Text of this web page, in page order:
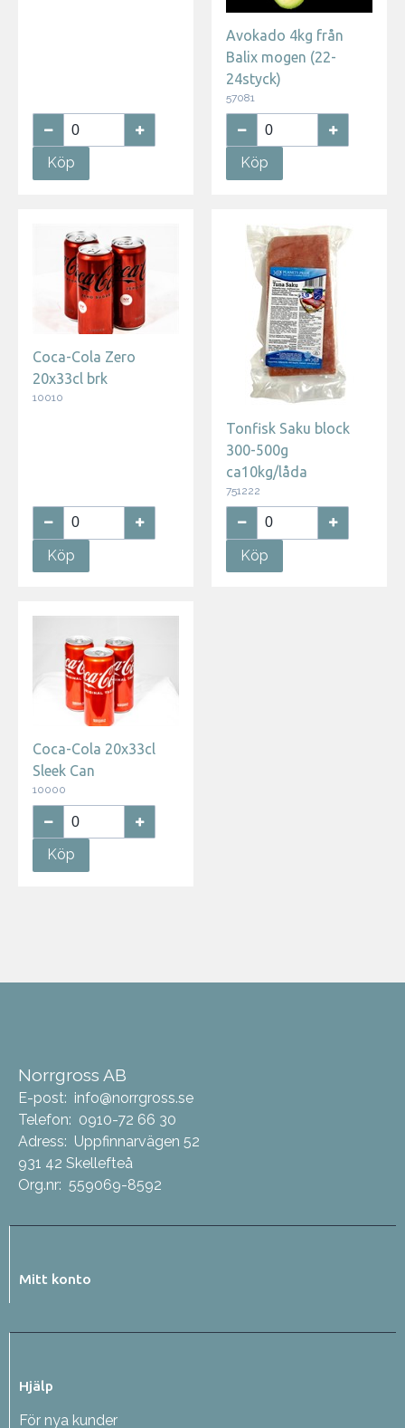
Köp
Avokado 4kg från
Balix mogen (22-
24styck)
57081
Köp
Coca-Cola Zero
20x33cl brk
10010
Köp
Tonfisk Saku block
300-500g
ca10kg/låda
751222
Köp
Coca-Cola 20x33cl
Sleek Can
10000
Köp
Norrgross AB
E-post: info@norrgross.se
Telefon: 0910-72 66 30
Adress: Uppfinnarvägen 52
931 42 Skellefteå
Org.nr: 559069-8592
Mitt konto
Hjälp
För nya kunder